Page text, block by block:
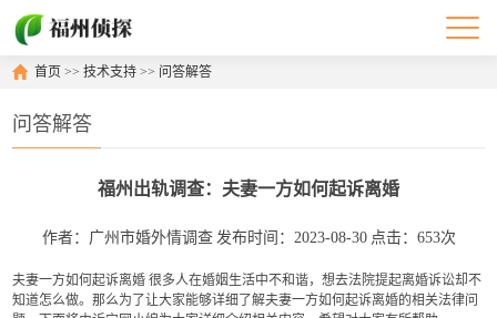
首页 >>技术支持 >> 问答解答
问答解答
福州出轨调查：夫妻一方如何起诉离婚
作者：广州市婚外情调查 发布时间：2023-08-30 点击：653次
夫妻一方如何起诉离婚 很多人在婚姻生活中不和谐，想去法院提起离婚诉讼却不
知道怎么做。那么为了让大家能够详细了解夫妻一方如何起诉离婚的相关法律问